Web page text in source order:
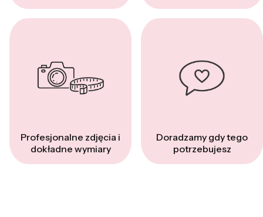
Profesjonalne zdjęcia i
dokładne wymiary
Doradzamy gdy tego
potrzebujesz